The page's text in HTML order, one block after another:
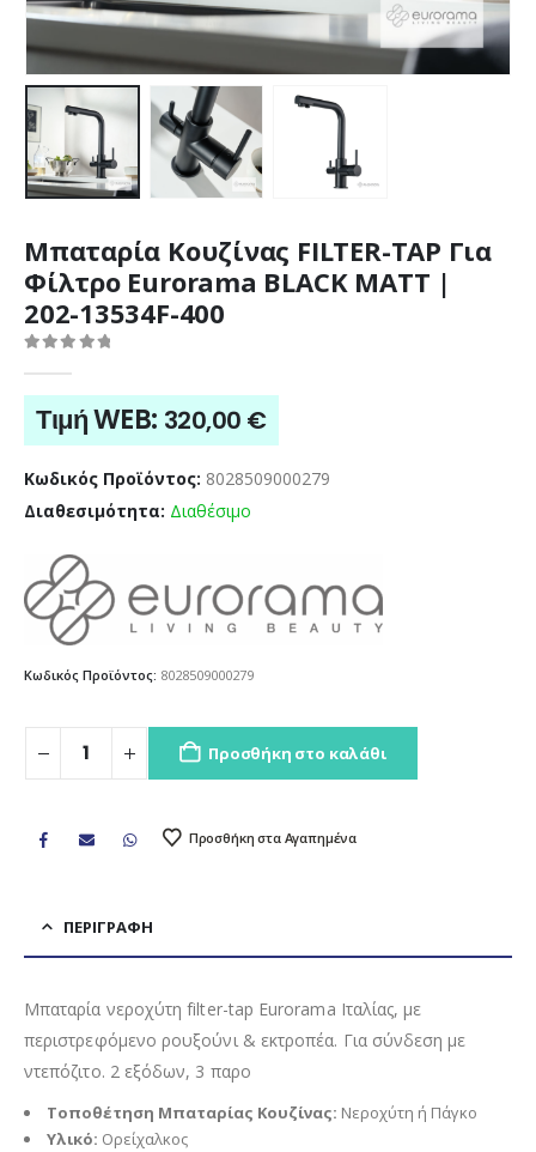
Μπαταρία Κουζίνας FILTER-TAP Για
Φίλτρο Eurorama BLACK MATT |
202-13534F-400
Τιμή WEB: 320,00 €
Κωδικός Προϊόντος: 8028509000279
Διαθεσιμότητα: Διαθέσιμο
Κωδικός Προϊόντος: 8028509000279
Προσθήκη στο καλάθι
Προσθήκη στα Αγαπημένα
ΠΕΡΙΓΡΑΦΉ
Μπαταρία νεροχύτη filter-tap Eurorama Ιταλίας, με
περιστρεφόμενο ρουξούνι & εκτροπέα. Για σύνδεση με
ντεπόζιτο. 2 εξόδων, 3 παρο
Τοποθέτηση Μπαταρίας Κουζίνας: Νεροχύτη ή Πάγκο
Υλικό: Ορείχαλκος